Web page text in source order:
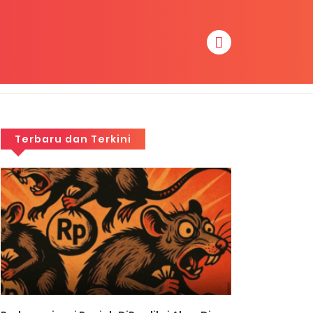
Terbaru dan Terkini